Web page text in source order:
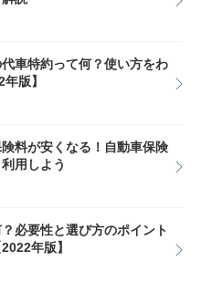
代車特約って何？使い方をわ
版】
料が安くなる！自動車保険
用しよう
必要性と選び方のポイント
年版】